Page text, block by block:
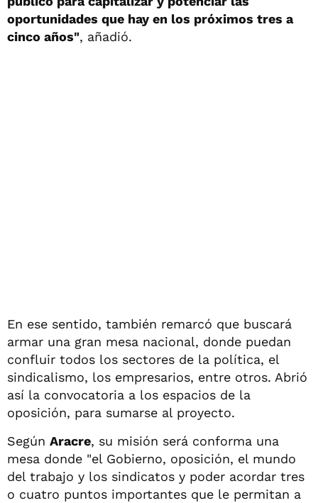
oportunidades que hay en los próximos tres a
cinco años", añadió.
En ese sentido, también remarcó que buscará
armar una gran mesa nacional, donde puedan
confluir todos los sectores de la política, el
sindicalismo, los empresarios, entre otros. Abrió
así la convocatoria a los espacios de la
oposición, para sumarse al proyecto.
Según Aracre, su misión será conforma una
mesa donde "el Gobierno, oposición, el mundo
del trabajo y los sindicatos y poder acordar tres
o cuatro puntos importantes que le permitan a